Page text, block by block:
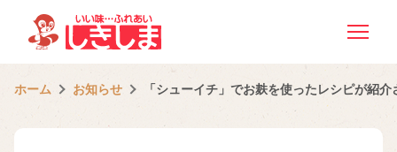
ホーム お知らせ 「シューイチ」でお麸を使ったレシピが紹